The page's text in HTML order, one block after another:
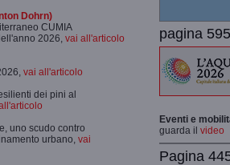
Dohrn)
CUMIA
2026, vai all'articolo
vai all'articolo
dei pini al
uno scudo contro
urbano, vai
pagina
Eventi e
guarda il video
Pagina